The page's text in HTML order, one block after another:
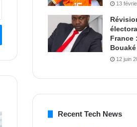
13
France
12 juin
Recent Tech News